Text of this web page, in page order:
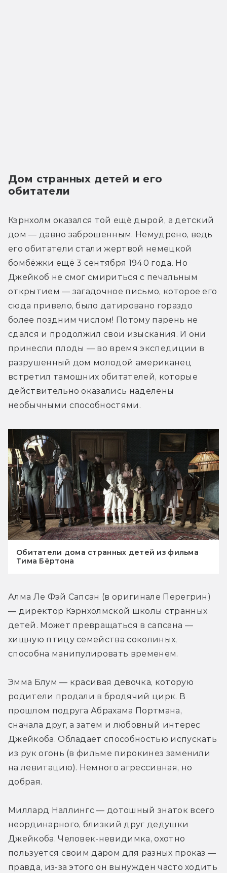
Дом странных детей и его
обитатели
Кэрнхолм оказался той ещё дырой, а детский
дом — давно заброшенным. Немудрено, ведь
его обитатели стали жертвой немецкой
бомбёжки ещё 3 сентября 1940 года. Но
Джейкоб не смог смириться с печальным
открытием — загадочное письмо, которое его
сюда привело, было датировано гораздо
более поздним числом! Потому парень не
сдался и продолжил свои изыскания. И они
принесли плоды — во время экспедиции в
разрушенный дом молодой американец
встретил тамошних обитателей, которые
действительно оказались наделены
необычными способностями.
Обитатели дома странных детей из фильма
Тима Бёртона
Алма Ле Фэй Сапсан (в оригинале Перегрин)
— директор Кэрнхолмской школы странных
детей. Может превращаться в сапсана —
хищную птицу семейства соколиных,
способна манипулировать временем.
Эмма Блум — красивая девочка, которую
родители продали в бродячий цирк. В
прошлом подруга Абрахама Портмана,
сначала друг, а затем и любовный интерес
Джейкоба. Обладает способностью испускать
из рук огонь (в фильме пирокинез заменили
на левитацию). Немного агрессивная, но
добрая.
Миллард Наллингс — дотошный знаток всего
неординарного, близкий друг дедушки
Джейкоба. Человек-невидимка, охотно
пользуется своим даром для разных проказ —
правда, из-за этого он вынужден часто ходить